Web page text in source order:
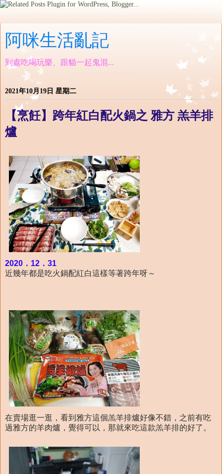
阿咪生活亂記
到處吃喝玩樂、跟貓一起鬼混...
2021年10月19日 星期二
【烹飪】跨年紅白配火鍋之 雅方 羔羊排
爐
2020．12．31
近幾年都是吃火鍋配紅白這樣等著跨年呀～
在賣場逛一逛，看到雅方這個羔羊排爐好像不錯，之前有吃
過雅方的羊肉爐，覺得可以，那就來吃這款羔羊排的好了。